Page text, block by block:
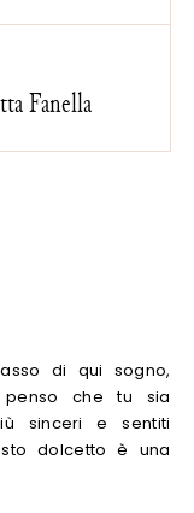
Fanella
di qui sogno,
penso che tu sia
sinceri e sentiti
dolcetto è una